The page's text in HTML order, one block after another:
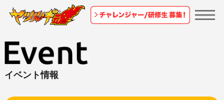
イベント情報